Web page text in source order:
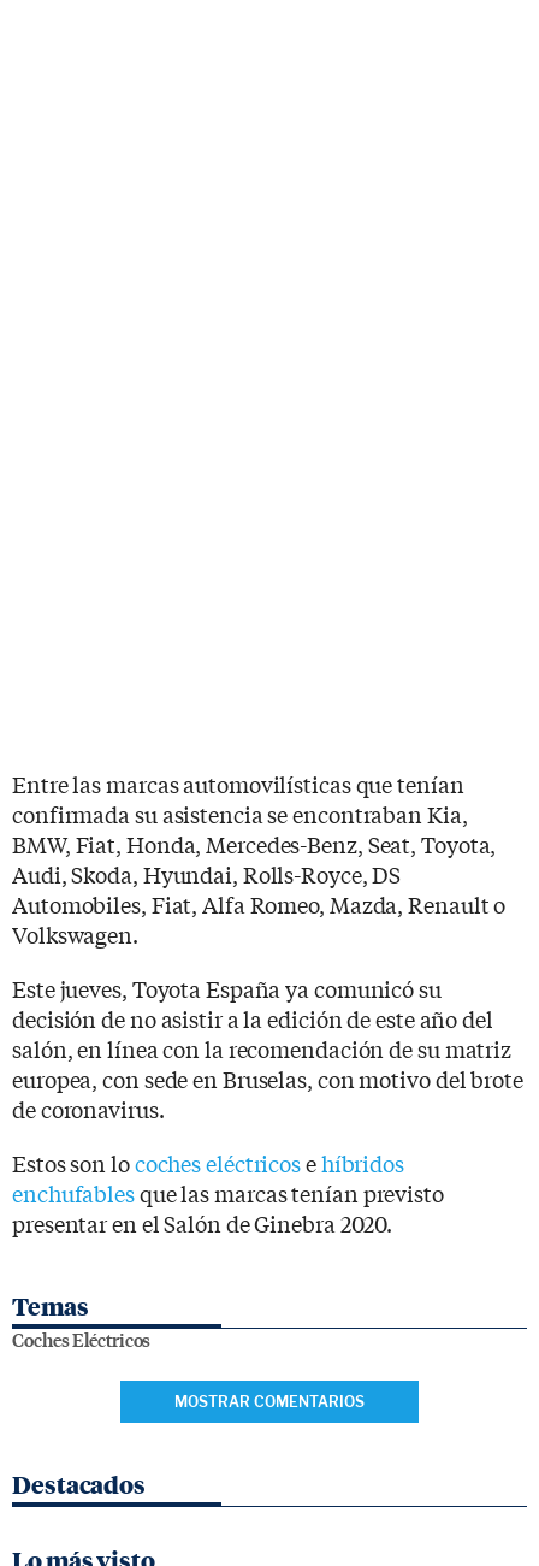
Entre las marcas automovilísticas que tenían
confirmada su asistencia se encontraban Kia,
BMW, Fiat, Honda, Mercedes-Benz, Seat, Toyota,
Audi, Skoda, Hyundai, Rolls-Royce, DS
Automobiles, Fiat, Alfa Romeo, Mazda, Renault o
Volkswagen.
Este jueves, Toyota España ya comunicó su
decisión de no asistir a la edición de este año del
salón, en línea con la recomendación de su matriz
europea, con sede en Bruselas, con motivo del brote
de coronavirus.
Estos son locoches eléctricosehíbridos
enchufablesque las marcas tenían previsto
presentar en el Salón de Ginebra 2020.
Temas
Coches Eléctricos
MOSTRAR COMENTARIOS
Destacados